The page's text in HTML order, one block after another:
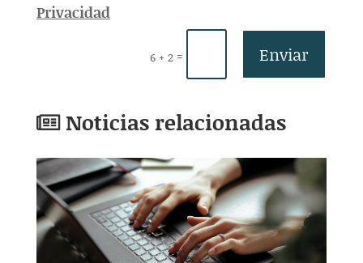
Privacidad
6 + 2 = Enviar
Noticias relacionadas